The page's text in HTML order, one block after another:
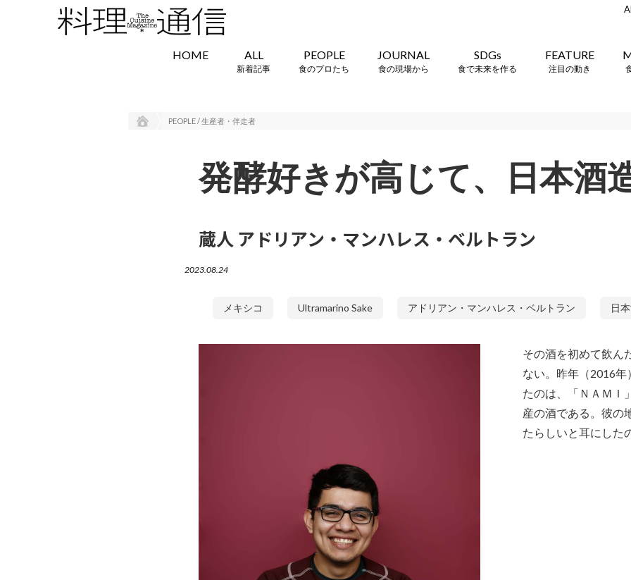
HOME ALL
新着記事
PEOPLE
食のプロたち
JOURNAL
食の現場から
SDGs
食で未来を作る
FEATURE
注目の動き
PEOPLE / 生産者・伴走者
発酵好きが高じて、日本酒
蔵人 アドリアン・マンハレス・ベルトラン
2023.08.24
メキシコ Ultramarino Sake アドリアン・マンハレス・ベルトラン 日
その酒を初めて飲ん
ない。昨年（2016
たのは、「ＮＡＭＩ
産の酒である。彼の
たらしいと耳にした